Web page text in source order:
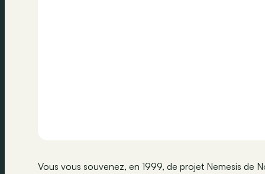
Vous vous souvenez, en 1999, de projet Nemesis de